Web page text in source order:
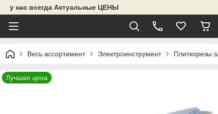
у нас всегда Актуальные ЦЕНЫ
Весь ассортимент Электроинструмент Плиткорезы
Лучшая цена